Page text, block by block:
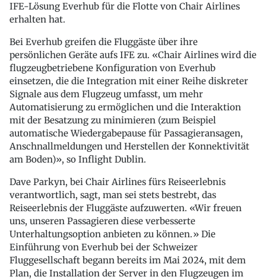
IFE-Lösung Everhub für die Flotte von Chair Airlines
erhalten hat.
Bei Everhub greifen die Fluggäste über ihre
persönlichen Geräte aufs IFE zu. «Chair Airlines wird die
flugzeugbetriebene Konfiguration von Everhub
einsetzen, die die Integration mit einer Reihe diskreter
Signale aus dem Flugzeug umfasst, um mehr
Automatisierung zu ermöglichen und die Interaktion
mit der Besatzung zu minimieren (zum Beispiel
automatische Wiedergabepause für Passagieransagen,
Anschnallmeldungen und Herstellen der Konnektivität
am Boden)», so Inflight Dublin.
Dave Parkyn, bei Chair Airlines fürs Reiseerlebnis
verantwortlich, sagt, man sei stets bestrebt, das
Reiseerlebnis der Fluggäste aufzuwerten. «Wir freuen
uns, unseren Passagieren diese verbesserte
Unterhaltungsoption anbieten zu können.» Die
Einführung von Everhub bei der Schweizer
Fluggesellschaft begann bereits im Mai 2024, mit dem
Plan, die Installation der Server in den Flugzeugen im